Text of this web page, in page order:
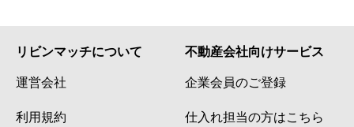
リビンマッチについて
運営会社
利用規約
不動産会社向けサービス
企業会員のご登録
仕入れ担当の方はこちら